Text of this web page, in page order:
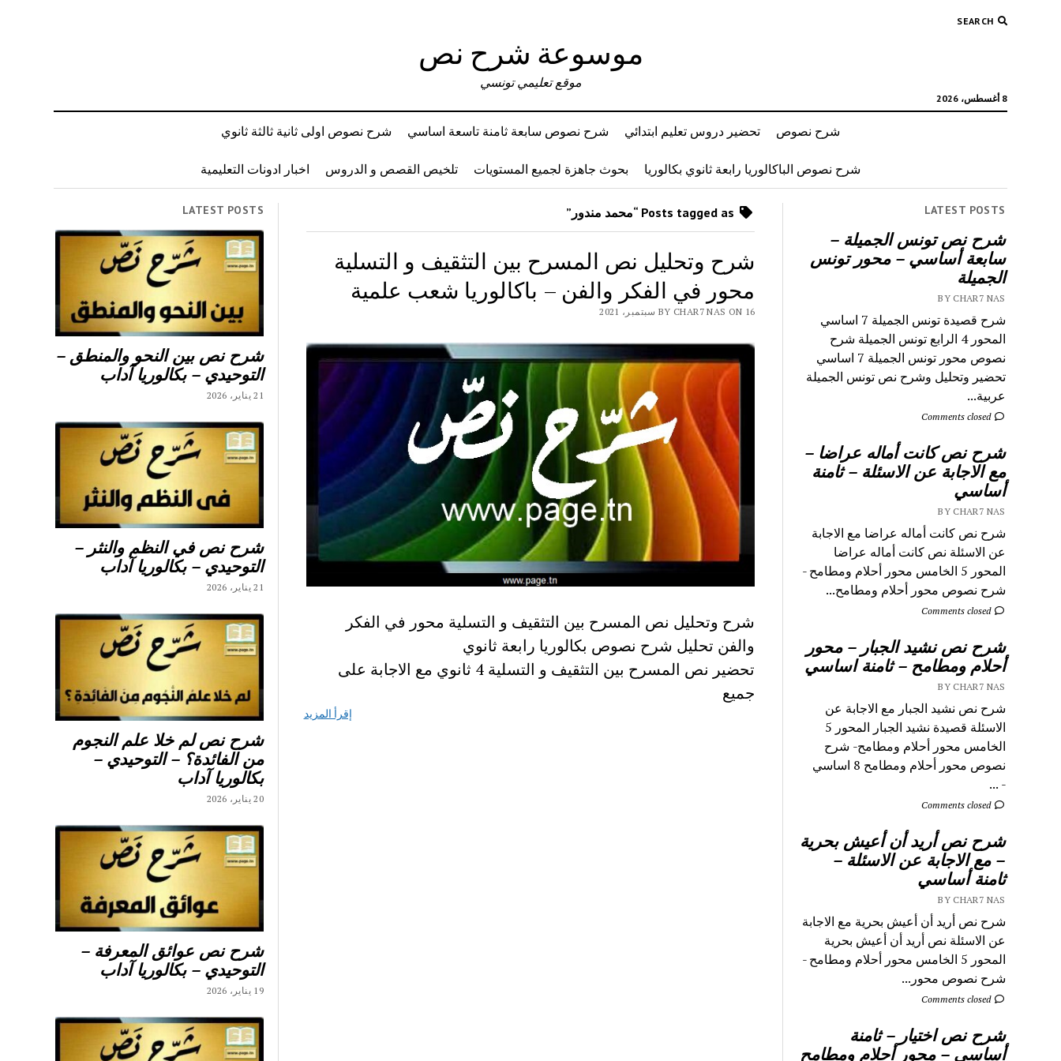
SEARCH
موسوعة شرح نص
8 أغسطس، 2026
موقع تعليمي تونسي
شرح نصوص تحضير دروس تعليم ابتدائي شرح نصوص سابعة ثامنة تاسعة اساسي شرح نصوص اولى ثانية ثالثة ثانوي
شرح نصوص الباكالوريا رابعة ثانوي بكالوريا بحوث جاهزة لجميع المستويات تلخيص القصص و الدروس اخبار ادونات التعليمية
LATEST POSTS
شرح نص تونس الجميلة –
سابعة أساسي – محور تونس
الجميلة
BY CHAR7 NAS
شرح قصيدة تونس الجميلة 7 اساسي
المحور 4 الرابع تونس الجميلة شرح
نصوص محور تونس الجميلة 7 اساسي
تحضير وتحليل وشرح نص تونس الجميلة
عربية...
Comments closed
شرح نص كانت أماله عراضا –
مع الاجابة عن الاسئلة – ثامنة
أساسي
BY CHAR7 NAS
شرح نص كانت أماله عراضا مع الاجابة
عن الاسئلة نص كانت أماله عراضا
المحور 5 الخامس محور أحلام ومطامح -
شرح نصوص محور أحلام ومطامح...
Comments closed
شرح نص نشيد الجبار – محور
أحلام ومطامح – ثامنة اساسي
BY CHAR7 NAS
شرح نص نشيد الجبار مع الاجابة عن
الاسئلة قصيدة نشيد الجبار المحور 5
الخامس محور أحلام ومطامح- شرح
نصوص محور أحلام ومطامح 8 اساسي
- ...
Comments closed
شرح نص أريد أن أعيش بحرية
– مع الاجابة عن الاسئلة –
ثامنة أساسي
BY CHAR7 NAS
شرح نص أريد أن أعيش بحرية مع الاجابة
عن الاسئلة نص أريد أن أعيش بحرية
المحور 5 الخامس محور أحلام ومطامح -
شرح نصوص محور...
Comments closed
شرح نص اختيار – ثامنة
أساسي – محور أحلام ومطامح
شرح وتحليل نص المسرح بين التثقيف و التسلية
محور في الفكر والفن – باكالوريا شعب علمية
BY CHAR7 NAS ON 16 سبتمبر، 2021
شرح وتحليل نص المسرح بين التثقيف و التسلية محور في الفكر
والفن تحليل شرح نصوص بكالوريا رابعة ثانوي
تحضير نص المسرح بين التثقيف و التسلية 4 ثانوي مع الاجابة على
جميع
إقرأ المزيد
LATEST POSTS
شرح نص بين النحو والمنطق –
التوحيدي – بكالوريا آداب
21 يناير، 2026
شرح نص في النظم والنثر –
التوحيدي – بكالوريا آداب
21 يناير، 2026
شرح نص لم خلا علم النجوم
من الفائدة؟ – التوحيدي –
بكالوريا آداب
20 يناير، 2026
شرح نص عوائق المعرفة –
التوحيدي – بكالوريا آداب
19 يناير، 2026